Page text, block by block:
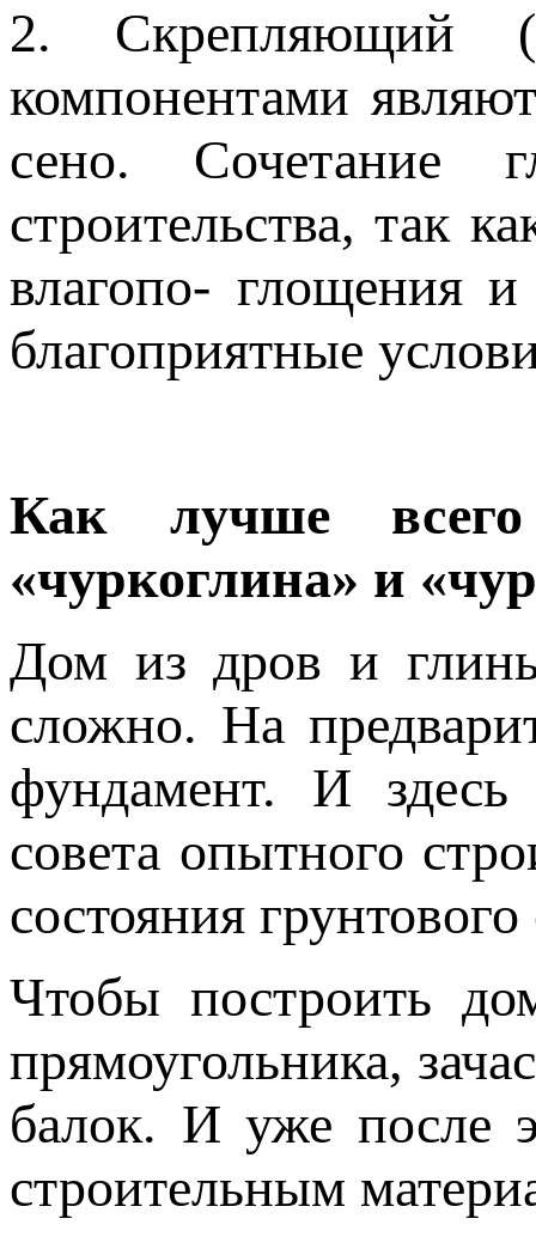
2. Скрепляющий
компонентами
сено. Сочетание
строительства, так
влагопо- глощения
благоприятные
Как лучше всего
«чуркоглина» и
Дом из дров и
сложно. На
фундамент. И здесь
совета опытного
состояния
Чтобы построить
прямоугольника,
балок. И уже после
строительным